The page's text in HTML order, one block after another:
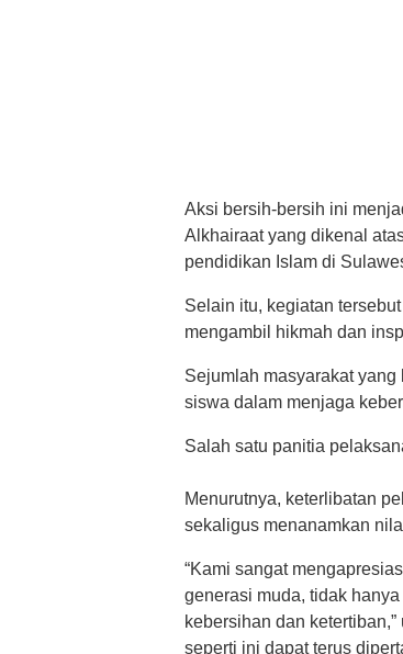
Aksi bersih-bersih ini
Alkhairaat yang dikenal
pendidikan Islam di
Selain itu, kegiatan
mengambil hikmah dan
Sejumlah masyarakat
siswa dalam menjaga
Salah satu panitia
Menurutnya, keterlibatan
sekaligus menanamkan
“Kami sangat
generasi muda, tidak
kebersihan dan
seperti ini dapat terus